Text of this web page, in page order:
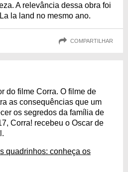
A relevância dessa obra foi
la land no mesmo ano.
COMPARTILHAR
do filme Corra. O filme de
as consequências que um
os segredos da família de
Corra! recebeu o Oscar de
quadrinhos: conheça os